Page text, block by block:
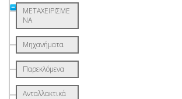
ΜΕΤΑΧΕΙΡΙΣΜΕ
ΝΑ
Μηχανήματα
Παρεκλόμενα
Ανταλλακτικά